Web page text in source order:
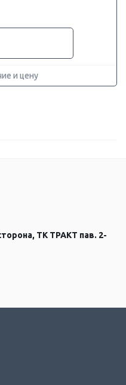
и цену
ТК ТРАКТ пав. 2-